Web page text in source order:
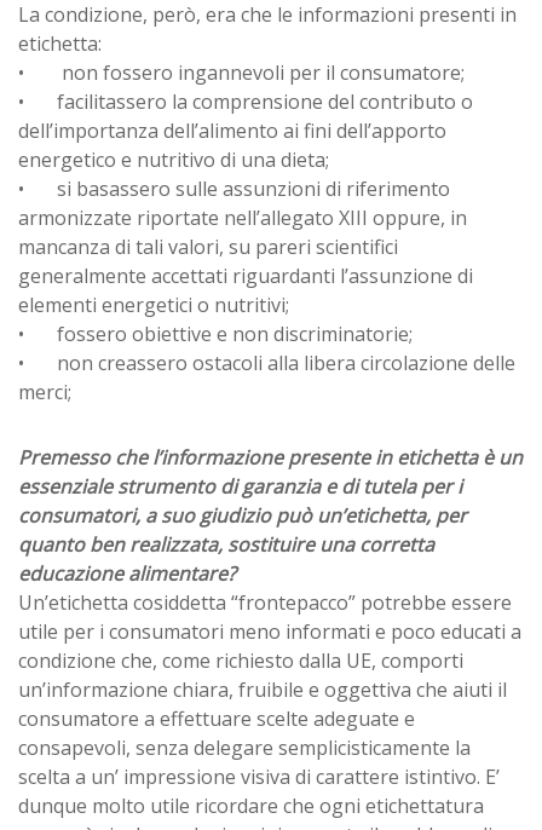
La condizione, però, era che le informazioni presenti in
etichetta:
•
non fossero ingannevoli per il consumatore;
•
facilitassero la comprensione del contributo o
dell’importanza dell’alimento ai fini dell’apporto
energetico e nutritivo di una dieta;
•
si basassero sulle assunzioni di riferimento
armonizzate riportate nell’allegato XIII oppure, in
mancanza di tali valori, su pareri scientifici
generalmente accettati riguardanti l’assunzione di
elementi energetici o nutritivi;
•
fossero obiettive e non discriminatorie;
•
non creassero ostacoli alla libera circolazione delle
merci;
Premesso che l’informazione presente in etichetta è un
essenziale strumento di garanzia e di tutela per i
consumatori, a suo giudizio può un’etichetta, per
quanto ben realizzata, sostituire una corretta
educazione alimentare?
Un’etichetta cosiddetta “frontepacco” potrebbe essere
utile per i consumatori meno informati e poco educati a
condizione che, come richiesto dalla UE, comporti
un’informazione chiara, fruibile e oggettiva che aiuti il
consumatore a effettuare scelte adeguate e
consapevoli, senza delegare semplicisticamente la
scelta a un’ impressione visiva di carattere istintivo. E’
dunque molto utile ricordare che ogni etichettatura